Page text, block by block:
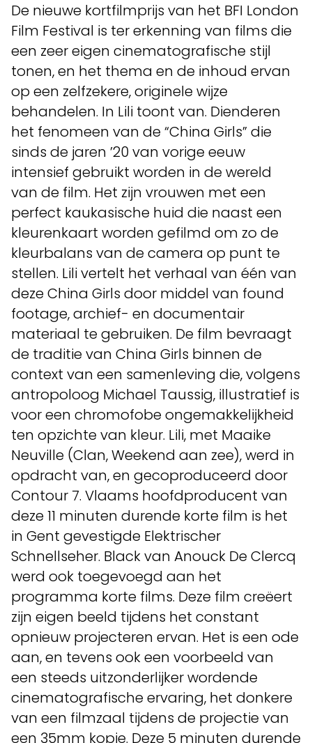
De nieuwe kortfilmprijs van het BFI London
Film Festival is ter erkenning van films die
een zeer eigen cinematografische stijl
tonen, en het thema en de inhoud ervan
op een zelfzekere, originele wijze
behandelen. In Lili toont van. Dienderen
het fenomeen van de “China Girls” die
sinds de jaren ’20 van vorige eeuw
intensief gebruikt worden in de wereld
van de film. Het zijn vrouwen met een
perfect kaukasische huid die naast een
kleurenkaart worden gefilmd om zo de
kleurbalans van de camera op punt te
stellen. Lili vertelt het verhaal van één van
deze China Girls door middel van found
footage, archief- en documentair
materiaal te gebruiken. De film bevraagt
de traditie van China Girls binnen de
context van een samenleving die, volgens
antropoloog Michael Taussig, illustratief is
voor een chromofobe ongemakkelijkheid
ten opzichte van kleur. Lili, met Maaike
Neuville (Clan, Weekend aan zee), werd in
opdracht van, en gecoproduceerd door
Contour 7. Vlaams hoofdproducent van
deze 11 minuten durende korte film is het
in Gent gevestigde Elektrischer
Schnellseher. Black van Anouck De Clercq
werd ook toegevoegd aan het
programma korte films. Deze film creëert
zijn eigen beeld tijdens het constant
opnieuw projecteren ervan. Het is een ode
aan, en tevens ook een voorbeeld van
een steeds uitzonderlijker wordende
cinematografische ervaring, het donkere
van een filmzaal tijdens de projectie van
een 35mm kopie. Deze 5 minuten durende